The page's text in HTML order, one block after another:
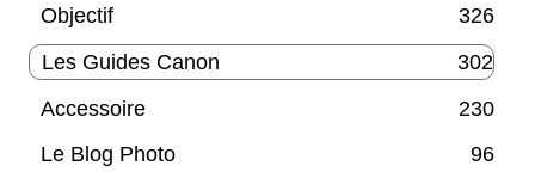
Objectif
326
Les Guides Canon
302
Accessoire
230
Le Blog Photo
96